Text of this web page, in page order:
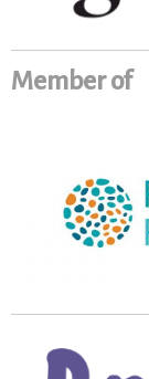
Member of